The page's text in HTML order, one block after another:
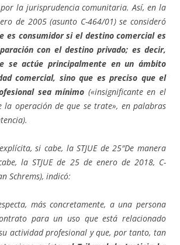
la jurisprudencia comunitaria. Así, en la
de 2005 (asunto C-464/01) se consideró
es consumidor si el destino comercial es
con el destino privado; es decir,
se actúe principalmente en un ámbito
comercial, sino que es preciso que el
sea mínimo («insignificante en el
la operación de que se trate», en palabras
si cabe, la STJUE de 25″De manera
la STJUE de 25 de enero de 2018, C-
Schrems), indicó:
más concretamente, a una persona
para un uso que está relacionado
actividad profesional y que, por tanto, tan